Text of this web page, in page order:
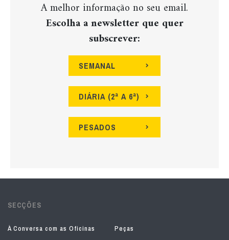
A melhor informação no seu email.
Escolha a newsletter que quer
subscrever:
SEMANAL
DIÁRIA (2ª A 6ª)
PESADOS
SECÇÕES
À Conversa com as Oficinas
Peças